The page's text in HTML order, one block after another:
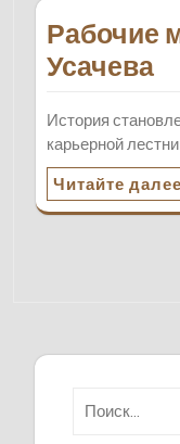
Рабочие
Усачева
История
карьерной
Читайте далее